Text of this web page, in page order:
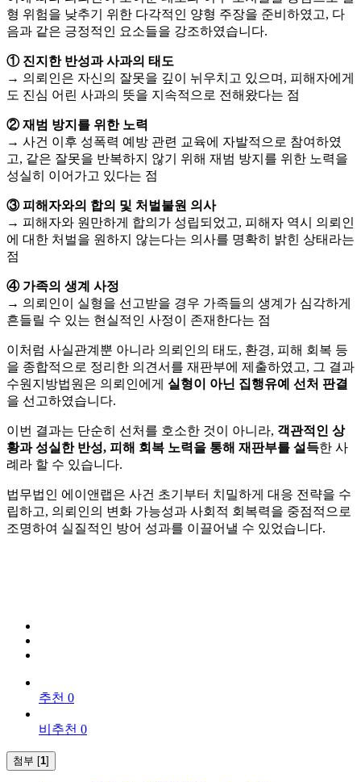
형 위험을 낮추기 위한 다각적인 양형 주장을 준비하였고, 다
음과 같은 긍정적인 요소들을 강조하였습니다.
① 진지한 반성과 사과의 태도
→ 의뢰인은 자신의 잘못을 깊이 뉘우치고 있으며, 피해자에게
도 진심 어린 사과의 뜻을 지속적으로 전해왔다는 점
② 재범 방지를 위한 노력
→ 사건 이후 성폭력 예방 관련 교육에 자발적으로 참여하였
고, 같은 잘못을 반복하지 않기 위해 재범 방지를 위한 노력을
성실히 이어가고 있다는 점
③ 피해자와의 합의 및 처벌불원 의사
→ 피해자와 원만하게 합의가 성립되었고, 피해자 역시 의뢰인
에 대한 처벌을 원하지 않는다는 의사를 명확히 밝힌 상태라는
점
④ 가족의 생계 사정
→ 의뢰인이 실형을 선고받을 경우 가족들의 생계가 심각하게
흔들릴 수 있는 현실적인 사정이 존재한다는 점
이처럼 사실관계뿐 아니라 의뢰인의 태도, 환경, 피해 회복 등
을 종합적으로 정리한 의견서를 재판부에 제출하였고, 그 결과
수원지방법원은 의뢰인에게 실형이 아닌 집행유예 선처 판결
을 선고하였습니다.
이번 결과는 단순히 선처를 호소한 것이 아니라, 객관적인 상
황과 성실한 반성, 피해 회복 노력을 통해 재판부를 설득한 사
례라 할 수 있습니다.
법무법인 에이앤랩은 사건 초기부터 치밀하게 대응 전략을 수
립하고, 의뢰인의 변화 가능성과 사회적 회복력을 중점적으로
조명하여 실질적인 방어 성과를 이끌어낼 수 있었습니다.
추천 0
비추천 0
첨부 [1]